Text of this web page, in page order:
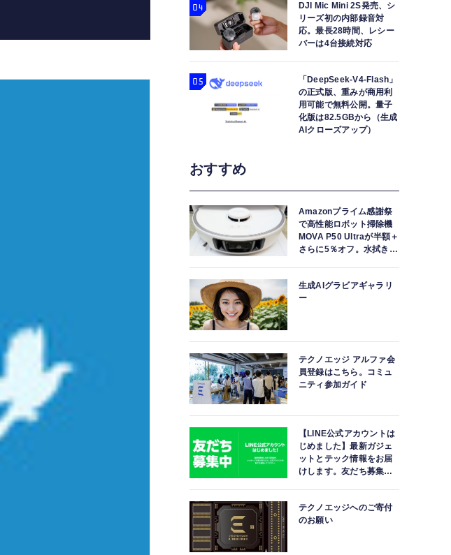
DJI Mic Mini 2S発売、シ
リーズ初の内部録音対
応。最長28時間、レシー
バーは4台接続対応
「DeepSeek-V4-Flash」
の正式版、重みが商用利
用可能で無料公開。量子
化版は82.5GBから（生成
AIクローズアップ）
おすすめ
Amazonプライム感謝祭
で高性能ロボット掃除機
MOVA P50 Ultraが半額＋
さらに5％オフ。水拭きモ
生成AIグラビアギャラリ
ー
テクノエッジ アルファ会
員登録はこちら。コミュ
ニティ参加ガイド
【LINE公式アカウントは
じめました】最新ガジェ
ットとテック情報をお届
けします。友だち募集
テクノエッジへのご寄付
のお願い